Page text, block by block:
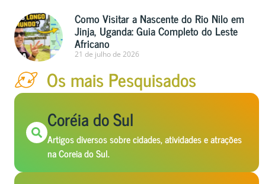
Como Visitar a Nascente do Rio Nilo em
Jinja, Uganda: Guia Completo do Leste
Africano
21 de julho de 2026
Os mais Pesquisados
Coréia do Sul
Artigos diversos sobre cidades, atividades e atrações
na Coreia do Sul.